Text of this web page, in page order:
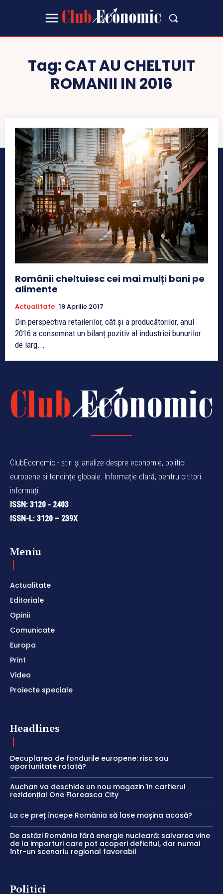
Tag:CAT AU CHELTUIT
ROMANII IN 2016
Românii cheltuiesc cei mai mulți bani pe
alimente
Actualitate 19 Aprilie 2017
Din perspectiva retailerilor, cât şi a producătorilor, anul
2016 a consemnat un bilanț pozitiv al industriei bunurilor
de larg...
ClubEconomic - știri și analize despre economie, politici
europene și tendințe globale. Informație clară, pentru cititori
informați.
ISSN: 3120 - 2403
ISSN-L: 3120 – 239X
Meniu
Actualitate
Editoriale
Opinii
Comunicate
Europa
Print
Video
Proiecte speciale
Headlines
Decuplarea de fondurile europene: risc sau
oportunitate ratată?
Auchan va deschide un nou magazin în cartierul
rezidențial One Floreasca City
La ce preț începe România să lase mașina acasă?
De astăzi România fără energie nucleară: salvarea vine
de la importuri care pot acoperi deficitul, dar numai
într-un scenariu regional favorabil
Politici